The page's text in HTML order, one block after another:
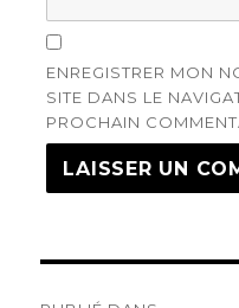
ENREGISTRER MON
SITE DANS LE
PROCHAIN